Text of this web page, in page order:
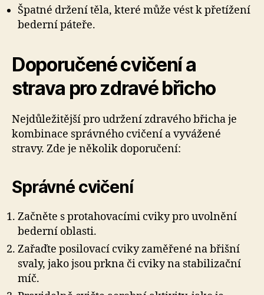
Špatné držení těla, které může vést k přetížení
bederní páteře.
Doporučené cvičení a
strava pro zdravé břicho
Nejdůležitější pro udržení zdravého břicha je
kombinace správného cvičení a vyvážené
stravy. Zde je několik doporučení:
Správné cvičení
Začněte s protahovacími cviky pro uvolnění
bederní oblasti.
Zařaďte posilovací cviky zaměřené na břišní
svaly, jako jsou prkna či cviky na stabilizační
míč.